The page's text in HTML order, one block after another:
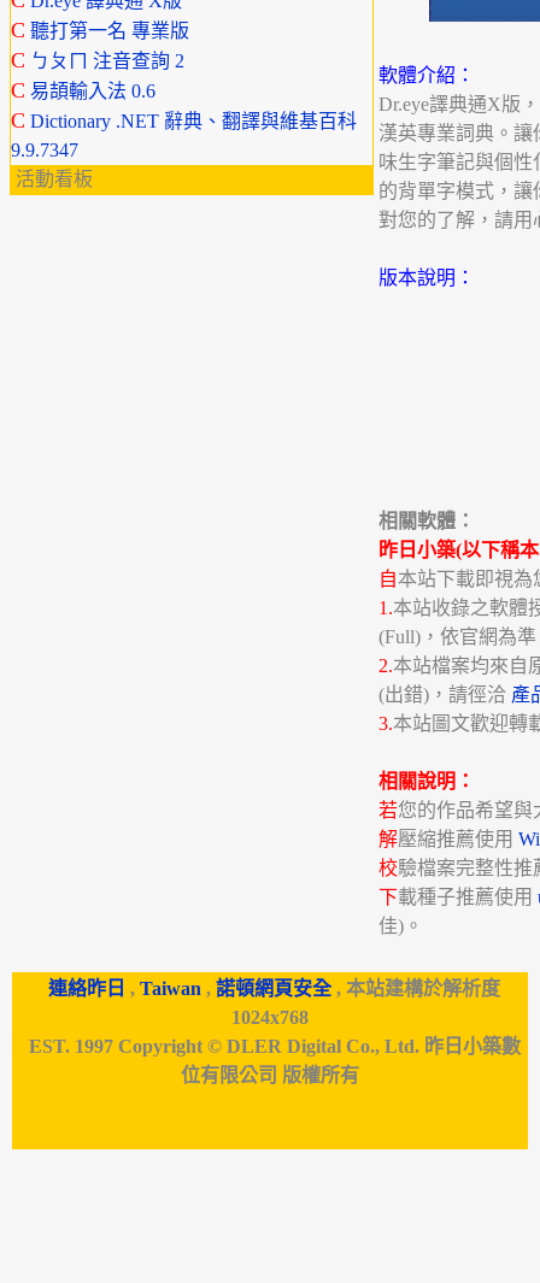
C 聽打第一名 專業版
C ㄅㄆㄇ 注音查詢 2
C 易頡輸入法 0.6
C Dictionary .NET 辭典、翻譯與維基百科
9.9.7347
活動看板
軟體介紹：
Dr.eye譯典通X版
漢英專業詞典。
味生字筆記與個
的背單字模式，讓
對您的了解，請用
版本說明：
相關軟體：
昨日小築(以下稱
自本站下載即視為
1.本站收錄之軟體
(Full)，依官網為
2.本站檔案均來自
(出錯)，請徑洽 產
3.本站圖文歡迎轉
相關說明：
若您的作品希望
解壓縮推薦使用
校驗檔案完整性
下載種子推薦使用
佳)。
連絡昨日 , Taiwan , 諾頓網頁安全, 本站建構於解析度
1024x768
EST. 1997 Copyright © DLER Digital Co., Ltd. 昨日小築數
位有限公司 版權所有